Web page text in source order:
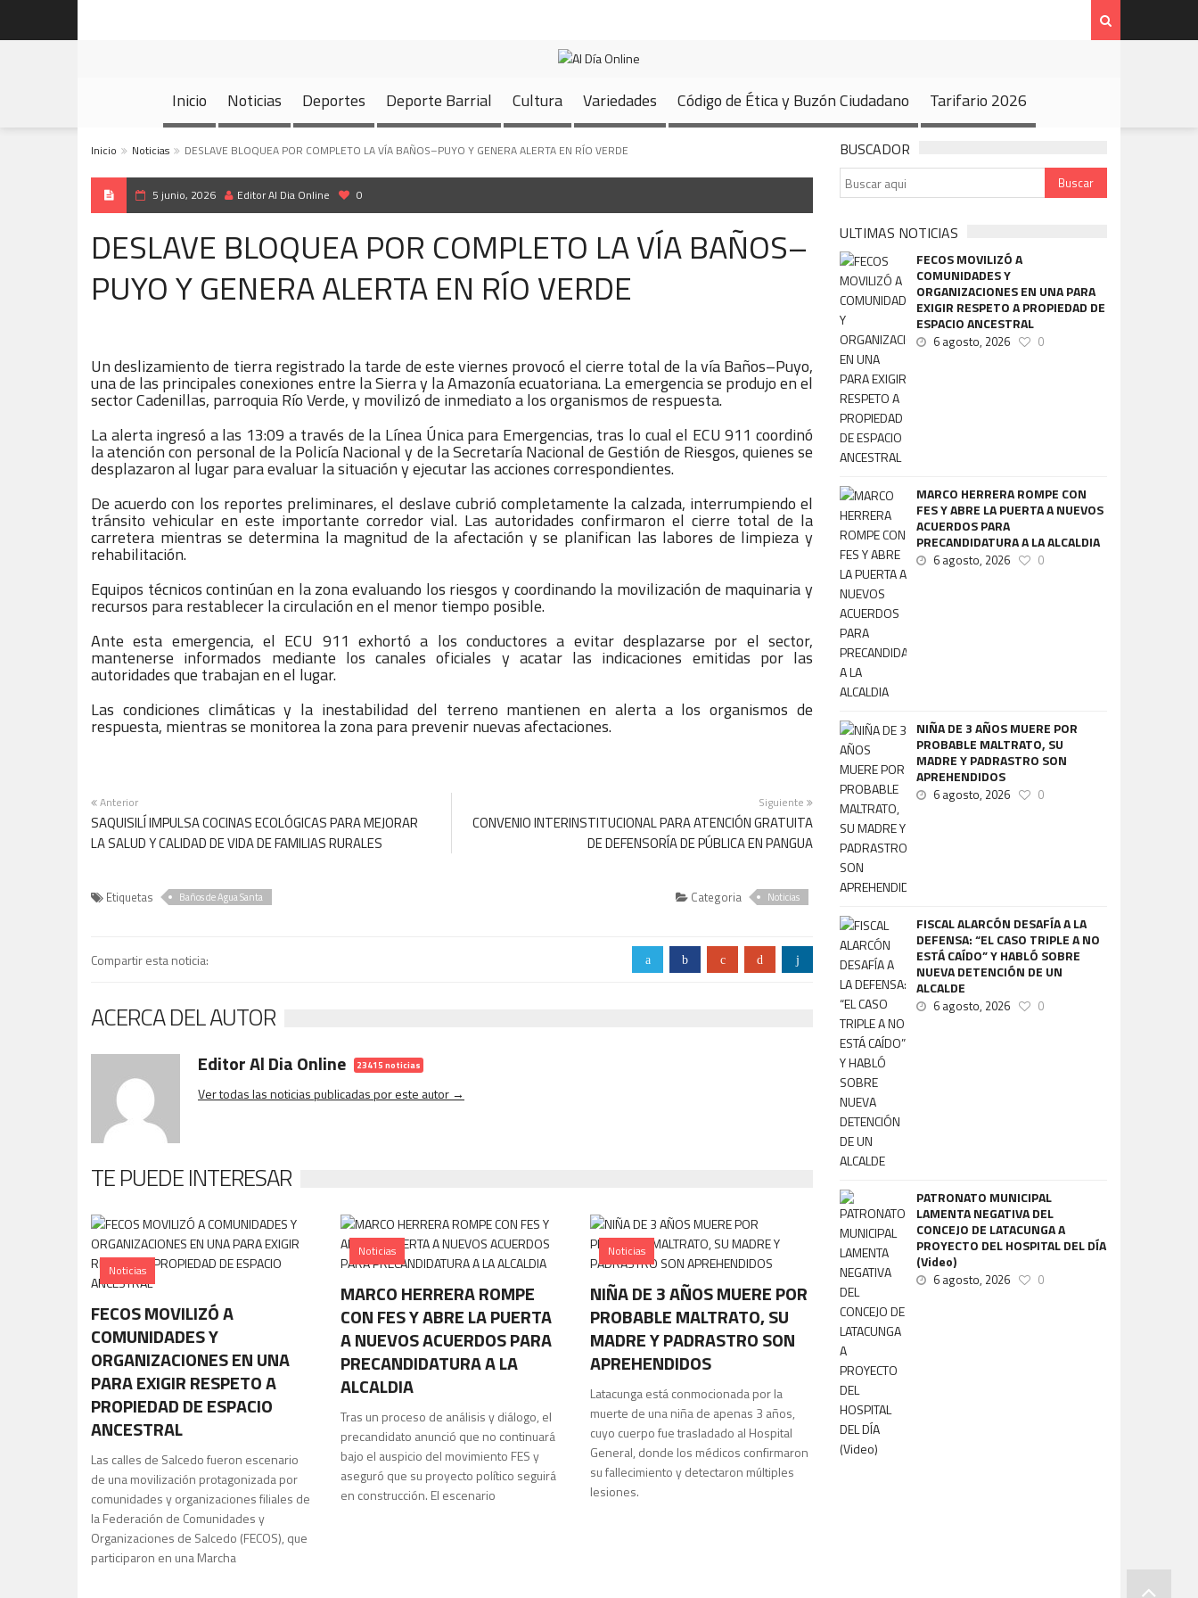
Inicio Noticias Deportes Deporte Barrial Cultura Variedades Código de Ética y Buzón Ciudadano Tarifario 2026
Inicio Noticias DESLAVE BLOQUEA POR COMPLETO LA VÍA BAÑOS–PUYO Y GENERA ALERTA EN RÍO VERDE
5 junio, 2026 Editor Al Dia Online 0
DESLAVE BLOQUEA POR COMPLETO LA VÍA BAÑOS–
PUYO Y GENERA ALERTA EN RÍO VERDE
Un deslizamiento de tierra registrado la tarde de este viernes provocó el cierre total de la vía Baños–Puyo,
una de las principales conexiones entre la Sierra y la Amazonía ecuatoriana. La emergencia se produjo en el
sector Cadenillas, parroquia Río Verde, y movilizó de inmediato a los organismos de respuesta.
La alerta ingresó a las 13:09 a través de la Línea Única para Emergencias, tras lo cual el ECU 911 coordinó
la atención con personal de la Policía Nacional y de la Secretaría Nacional de Gestión de Riesgos, quienes se
desplazaron al lugar para evaluar la situación y ejecutar las acciones correspondientes.
De acuerdo con los reportes preliminares, el deslave cubrió completamente la calzada, interrumpiendo el
tránsito vehicular en este importante corredor vial. Las autoridades confirmaron el cierre total de la
carretera mientras se determina la magnitud de la afectación y se planifican las labores de limpieza y
rehabilitación.
Equipos técnicos continúan en la zona evaluando los riesgos y coordinando la movilización de maquinaria y
recursos para restablecer la circulación en el menor tiempo posible.
Ante esta emergencia, el ECU 911 exhortó a los conductores a evitar desplazarse por el sector,
mantenerse informados mediante los canales oficiales y acatar las indicaciones emitidas por las
autoridades que trabajan en el lugar.
Las condiciones climáticas y la inestabilidad del terreno mantienen en alerta a los organismos de
respuesta, mientras se monitorea la zona para prevenir nuevas afectaciones.
Anterior
SAQUISILÍ IMPULSA COCINAS ECOLÓGICAS PARA MEJORAR
LA SALUD Y CALIDAD DE VIDA DE FAMILIAS RURALES
Siguiente
CONVENIO INTERINSTITUCIONAL PARA ATENCIÓN GRATUITA
DE DEFENSORÍA DE PÚBLICA EN PANGUA
Etiquetas Baños de Agua Santa Categoria Noticias
Compartir esta noticia: a b c d j
ACERCA DEL AUTOR
Editor Al Dia Online 23415 noticias
Ver todas las noticias publicadas por este autor →
TE PUEDE INTERESAR
Noticias
FECOS MOVILIZÓ A
COMUNIDADES Y
ORGANIZACIONES EN UNA
PARA EXIGIR RESPETO A
PROPIEDAD DE ESPACIO
ANCESTRAL
Las calles de Salcedo fueron escenario
de una movilización protagonizada por
comunidades y organizaciones filiales de
la Federación de Comunidades y
Organizaciones de Salcedo (FECOS), que
participaron en una Marcha
Noticias
MARCO HERRERA ROMPE
CON FES Y ABRE LA PUERTA
A NUEVOS ACUERDOS PARA
PRECANDIDATURA A LA
ALCALDIA
Tras un proceso de análisis y diálogo, el
precandidato anunció que no continuará
bajo el auspicio del movimiento FES y
aseguró que su proyecto político seguirá
en construcción. El escenario
Noticias
NIÑA DE 3 AÑOS MUERE POR
PROBABLE MALTRATO, SU
MADRE Y PADRASTRO SON
APREHENDIDOS
Latacunga está conmocionada por la
muerte de una niña de apenas 3 años,
cuyo cuerpo fue trasladado al Hospital
General, donde los médicos confirmaron
su fallecimiento y detectaron múltiples
lesiones.
BUSCADOR
ULTIMAS NOTICIAS
FECOS MOVILIZÓ A
COMUNIDADES Y
ORGANIZACIONES EN UNA PARA
EXIGIR RESPETO A PROPIEDAD DE
ESPACIO ANCESTRAL
6 agosto, 2026 0
MARCO HERRERA ROMPE CON
FES Y ABRE LA PUERTA A NUEVOS
ACUERDOS PARA
PRECANDIDATURA A LA ALCALDIA
6 agosto, 2026 0
NIÑA DE 3 AÑOS MUERE POR
PROBABLE MALTRATO, SU
MADRE Y PADRASTRO SON
APREHENDIDOS
6 agosto, 2026 0
FISCAL ALARCÓN DESAFÍA A LA
DEFENSA: “EL CASO TRIPLE A NO
ESTÁ CAÍDO” Y HABLÓ SOBRE
NUEVA DETENCIÓN DE UN
ALCALDE
6 agosto, 2026 0
PATRONATO MUNICIPAL
LAMENTA NEGATIVA DEL
CONCEJO DE LATACUNGA A
PROYECTO DEL HOSPITAL DEL DÍA
(Video)
6 agosto, 2026 0